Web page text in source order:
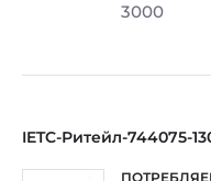
3000
IETC-Ритейл-744075-